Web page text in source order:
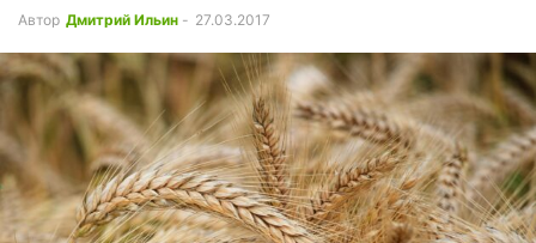
Автор Дмитрий Ильин - 27.03.2017